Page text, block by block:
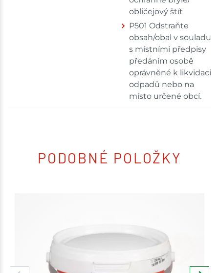
obličejový štít
P501 Odstraňte
obsah/obal v souladu
s místními předpisy
předáním osobě
oprávněné k likvidaci
odpadů nebo na
místo určené obcí.
PODOBNÉ POLOŽKY